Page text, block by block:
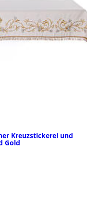
Kreuzstickerei und
Gold